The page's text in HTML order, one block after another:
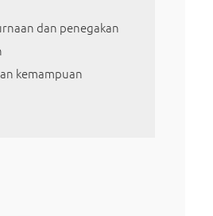
dan penegakan
kemampuan